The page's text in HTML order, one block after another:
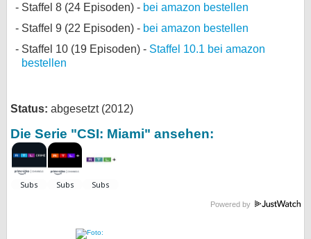
Staffel 8 (24 Episoden) - bei amazon bestellen
Staffel 9 (22 Episoden) - bei amazon bestellen
Staffel 10 (19 Episoden) - Staffel 10.1 bei amazon
bestellen
Status: abgesetzt (2012)
Die Serie "CSI: Miami" ansehen:
Powered by